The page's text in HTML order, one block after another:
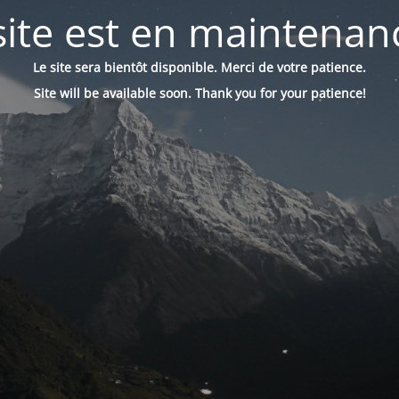
est en
Le site sera bientôt disponible. Merci de votre patience.
Site will be available soon. Thank you for your patience!